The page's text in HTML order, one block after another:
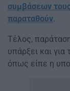
συμβάσεων
παραταθούν.
Τέλος,
υπάρξει και
όπως είπε η